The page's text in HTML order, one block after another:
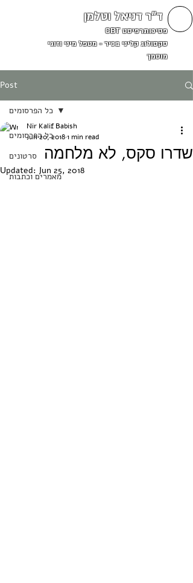
ד"ר דניאל וטלמן
פסיכותרפיסט CBT
סקסולוג קליני בכיר - מטפל מיני וזוגי
מוסמך
Post
כל הפרסומים
סרטונים
מאמרים וכתבות
כל הפרסומים
שדרו סקס, לא מלחמה
Nir Kalif Babish
Jun 20, 20181 min read
Updated: Jun 25, 2018